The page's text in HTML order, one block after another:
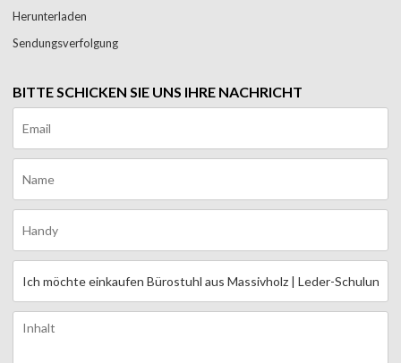
Herunterladen
Sendungsverfolgung
BITTE SCHICKEN SIE UNS IHRE NACHRICHT